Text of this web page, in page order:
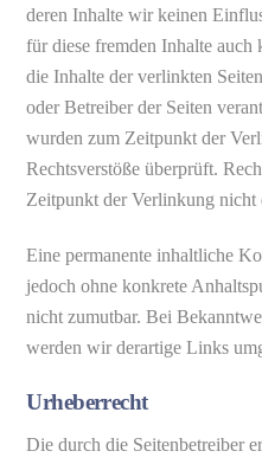
deren Inhalte wir keinen
für diese fremden Inhalte
die Inhalte der verlinkten
oder Betreiber der Seiten
wurden zum Zeitpunkt der
Rechtsverstöße überprüft.
Zeitpunkt der Verlinkung nicht
Eine permanente inhaltliche
jedoch ohne konkrete
nicht zumutbar. Bei
werden wir derartige Links
Urheberrecht
Die durch die Seitenbetreiber